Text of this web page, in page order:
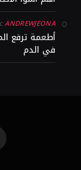
ANDREWJEONA
أطعمة ترفع
في الدم